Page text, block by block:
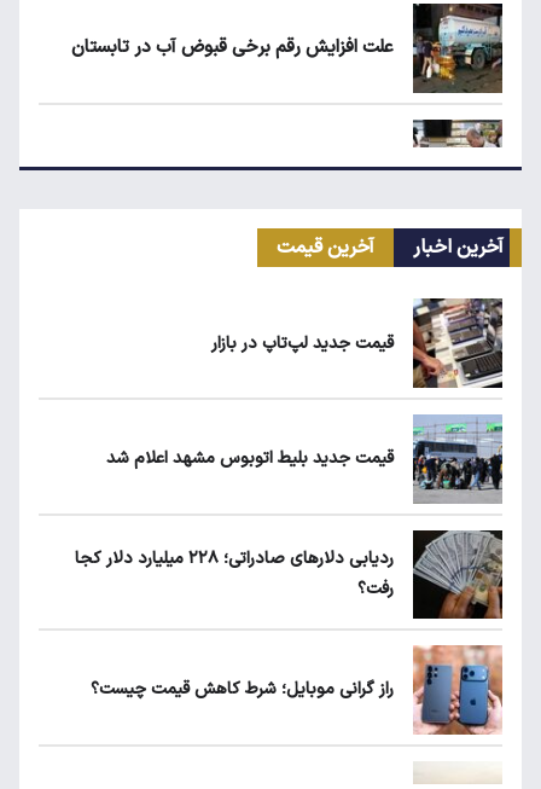
علت افزایش رقم برخی قبوض آب در تابستان
مرغ گران می‌شود
ماجرای محدودیت گوشت برزیلی در اروپا
یارانه نقدی و کالابرگ این افراد حذف شد
لبنیات دوباره گران می‌شود؟
آخرین اخبار آخرین قیمت
قیمت جدید لپ‌تاپ در بازار
قیمت جدید بلیط اتوبوس مشهد اعلام شد
ردیابی دلارهای صادراتی؛ ۲۲۸ میلیارد دلار کجا
رفت؟
راز گرانی موبایل؛ شرط کاهش قیمت چیست؟